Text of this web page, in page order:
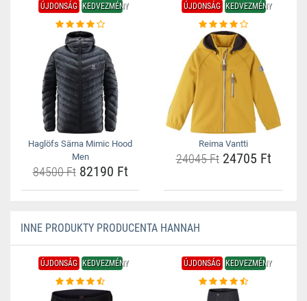
ÚJDONSÁG KEDVEZMÉNY
Haglöfs Särna Mimic Hood
Men
84500 Ft82190 Ft
ÚJDONSÁG KEDVEZMÉNY
Reima Vantti
24045 Ft24705 Ft
INNE PRODUKTY PRODUCENTA HANNAH
ÚJDONSÁG KEDVEZMÉNY ÚJDONSÁG KEDVEZMÉNY